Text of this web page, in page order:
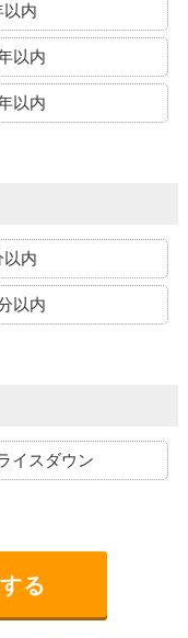
以内
以内
以内
以内
以内
イスダウン